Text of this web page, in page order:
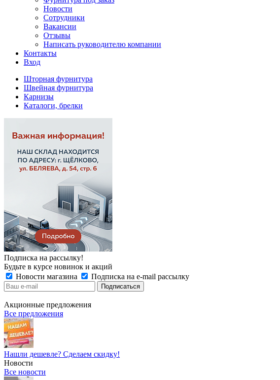
Новости
Сотрудники
Вакансии
Отзывы
Написать руководителю компании
Контакты
Вход
Шторная фурнитура
Швейная фурнитура
Карнизы
Каталоги, брелки
Подписка на рассылку!
Будьте в курсе новинок и акций
Новости магазина
Подписка на e-mail рассылку
Акционные предложения
Все предложения
Нашли дешевле? Сделаем скидку!
Новости
Все новости